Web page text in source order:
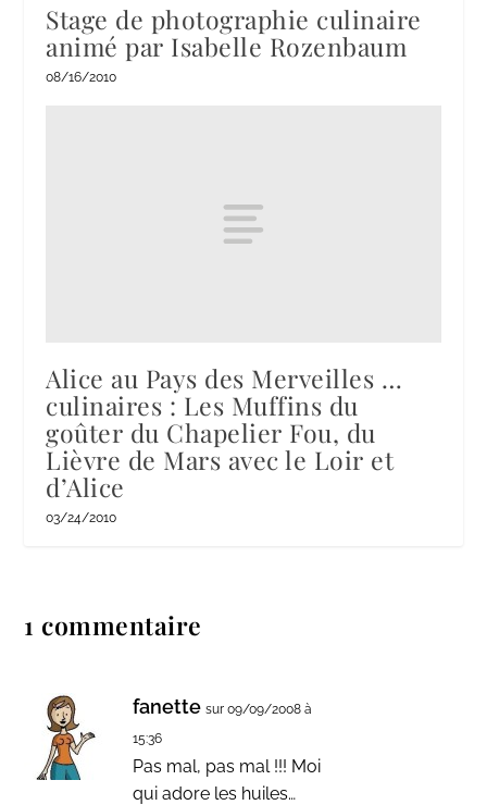
Stage de photographie culinaire
animé par Isabelle Rozenbaum
08/16/2010
Alice au Pays des Merveilles …
culinaires : Les Muffins du
goûter du Chapelier Fou, du
Lièvre de Mars avec le Loir et
d’Alice
03/24/2010
1 commentaire
fanette sur 09/09/2008 à
15:36
Pas mal, pas mal !!! Moi
qui adore les huiles…